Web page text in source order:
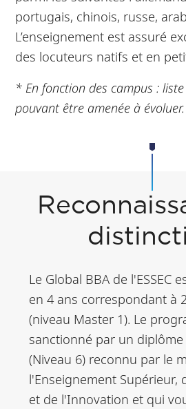
portugais, chinois, russe,
L’enseignement est assuré
des locuteurs natifs et en
* En fonction des campus :
pouvant être amenée à évoluer.
Le Global BBA de l'ESSEC
en 4 ans correspondant à
(niveau Master 1). Le
sanctionné par un diplôme
(Niveau 6) reconnu par le
l'Enseignement Supérieur,
et de l'Innovation et qui